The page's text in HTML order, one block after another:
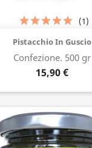
Pistacchio In Guscio
Confezione. 500 gr
15,90 €
(1)
Acquista ora